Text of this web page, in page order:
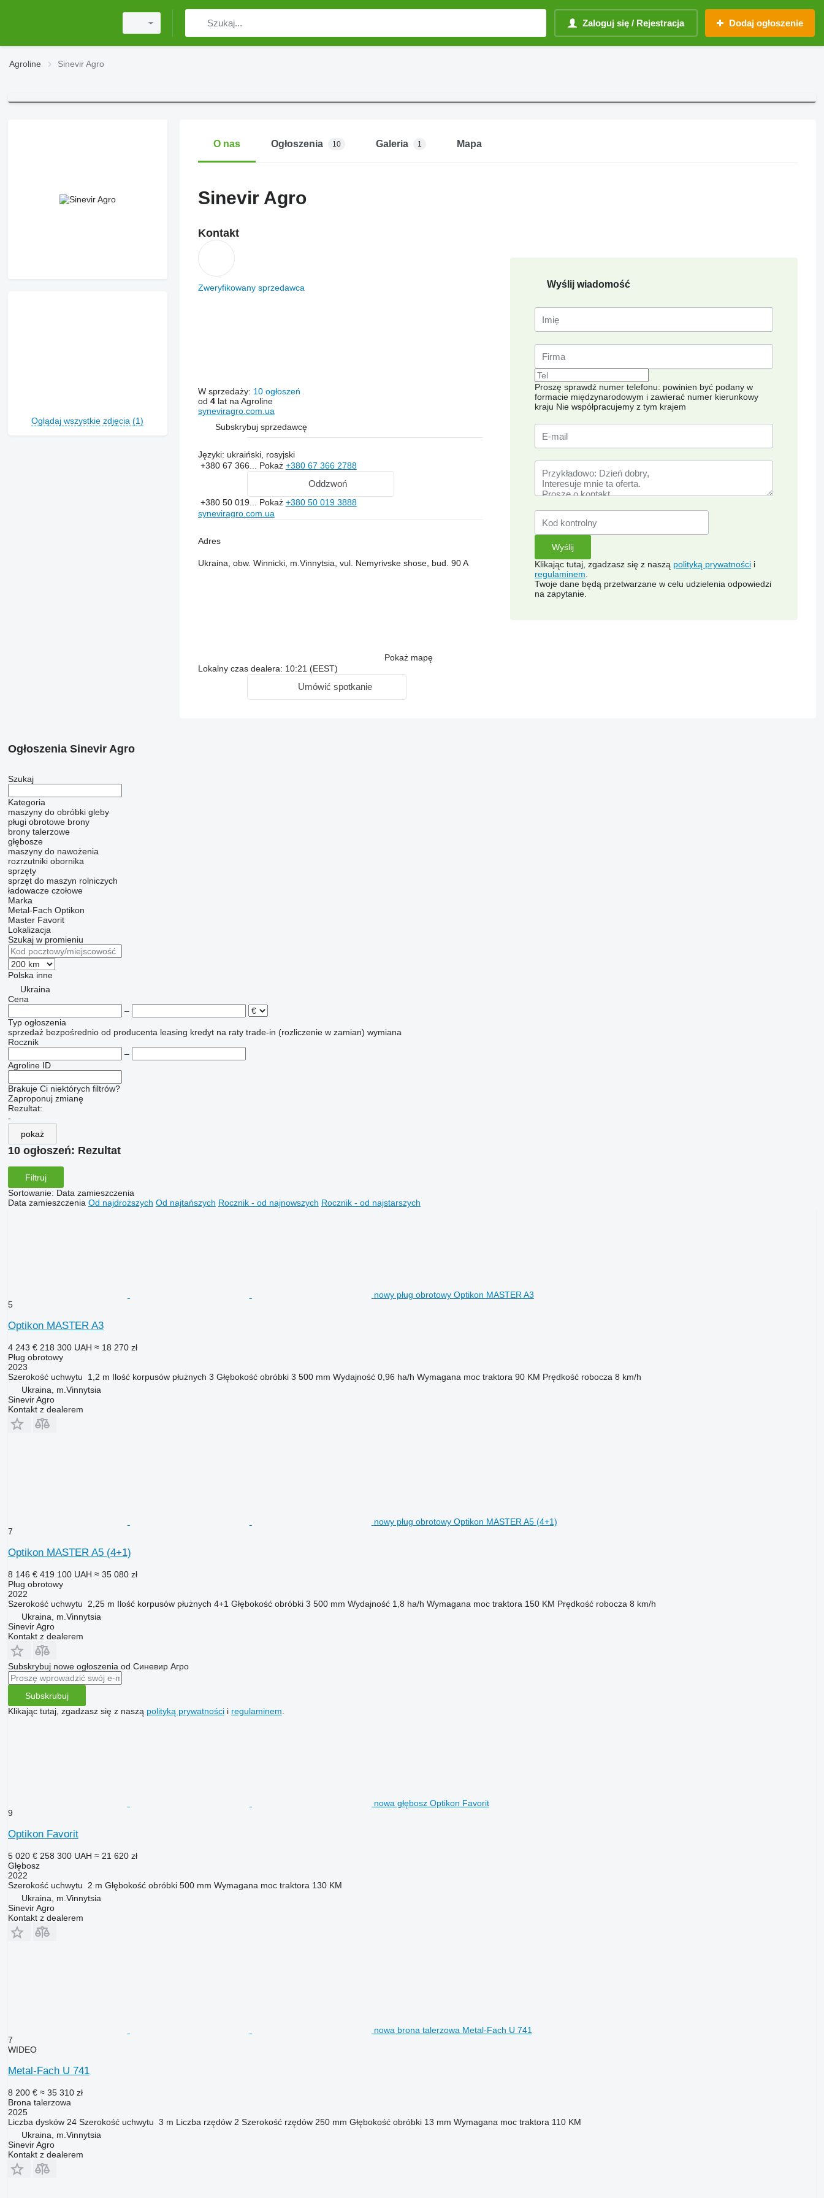
Zaloguj się / Rejestracja Dodaj ogłoszenie
Agroline Sinevir Agro
Oglądaj wszystkie zdjęcia (1)
O nas Ogłoszenia 10 Galeria 1 Mapa
Sinevir Agro
Kontakt
Zweryfikowany sprzedawca
W sprzedaży: 10 ogłoszeń
od 4lat na Agroline
syneviragro.com.ua
Subskrybuj sprzedawcę
Języki: ukraiński, rosyjski
+380 67 366... Pokaż +380 67 366 2788
Oddzwoń
+380 50 019... Pokaż +380 50 019 3888
syneviragro.com.ua
Adres
Ukraina, obw. Winnicki, m.Vinnytsia, vul. Nemyrivske shose, bud. 90 A
Pokaż mapę
Lokalny czas dealera: 10:21 (EEST)
Umówić spotkanie
Wyślij wiadomość
Proszę sprawdź numer telefonu: powinien być podany w
formacie międzynarodowym i zawierać numer kierunkowy
kraju Nie współpracujemy z tym krajem
Klikając tutaj, zgadzasz się z naszą polityką prywatności i
regulaminem
Twoje dane będą przetwarzane w celu udzielenia odpowiedzi
na zapytanie.
Ogłoszenia Sinevir Agro
Szukaj
Kategoria
maszyny do obróbki gleby
pługi obrotowe brony
brony talerzowe
głębosze
maszyny do nawożenia
rozrzutniki obornika
sprzęty
sprzęt do maszyn rolniczych
ładowacze czołowe
Marka
Metal-Fach Optikon
Master Favorit
Lokalizacja
Szukaj w promieniu
Polska inne
Ukraina
Cena
–
Typ ogłoszenia
sprzedaż bezpośrednio od producenta leasing kredyt na raty trade-in (rozliczenie w zamian) wymiana
Rocznik
–
Agroline ID
Brakuje Ci niektórych filtrów?
Zaproponuj zmianę
Rezultat:
-
pokaż
10 ogłoszeń: Rezultat
Filtruj
Sortowanie: Data zamieszczenia
Data zamieszczenia Od najdroższych Od najtańszych Rocznik - od najnowszych Rocznik - od najstarszych
nowy pług obrotowy Optikon MASTER A3
5
Optikon MASTER A3
4 243 € 218 300 UAH ≈ 18 270 zł
Pług obrotowy
2023
Szerokość uchwytu
1,2 m Ilość korpusów płużnych 3 Głębokość obróbki 3 500 mm Wydajność 0,96 ha/h Wymagana moc traktora 90 KM Prędkość robocza 8 km/h
Ukraina, m.Vinnytsia
Sinevir Agro
Kontakt z dealerem
nowy pług obrotowy Optikon MASTER A5 (4+1)
7
Optikon MASTER A5 (4+1)
8 146 € 419 100 UAH ≈ 35 080 zł
Pług obrotowy
2022
Szerokość uchwytu
2,25 m Ilość korpusów płużnych 4+1 Głębokość obróbki 3 500 mm Wydajność 1,8 ha/h Wymagana moc traktora 150 KM Prędkość robocza 8 km/h
Ukraina, m.Vinnytsia
Sinevir Agro
Kontakt z dealerem
Subskrybuj nowe ogłoszenia od Синевир Агро
Subskrubuj
Klikając tutaj, zgadzasz się z naszą polityką prywatnościi regulaminem
nowa głębosz Optikon Favorit
9
Optikon Favorit
5 020 € 258 300 UAH ≈ 21 620 zł
Głębosz
2022
Szerokość uchwytu
2 m Głębokość obróbki 500 mm Wymagana moc traktora 130 KM
Ukraina, m.Vinnytsia
Sinevir Agro
Kontakt z dealerem
nowa brona talerzowa Metal-Fach U 741
7
WIDEO
Metal-Fach U 741
8 200 € ≈ 35 310 zł
Brona talerzowa
2025
Liczba dysków 24 Szerokość uchwytu 3 m Liczba rzędów 2 Szerokość rzędów 250 mm Głębokość obróbki 13 mm Wymagana moc traktora 110 KM
Ukraina, m.Vinnytsia
Sinevir Agro
Kontakt z dealerem